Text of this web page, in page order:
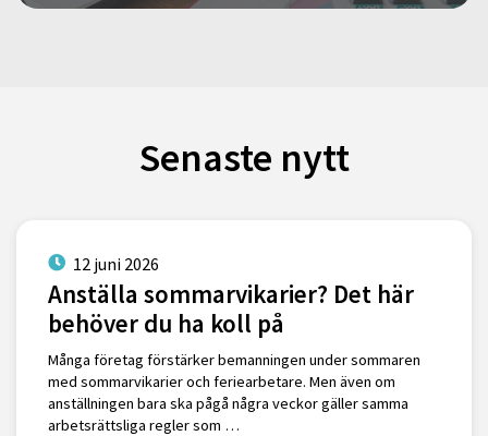
Senaste nytt
12 juni 2026
Anställa sommarvikarier? Det här
behöver du ha koll på
Många företag förstärker bemanningen under sommaren
med sommarvikarier och feriearbetare. Men även om
anställningen bara ska pågå några veckor gäller samma
arbetsrättsliga regler som …